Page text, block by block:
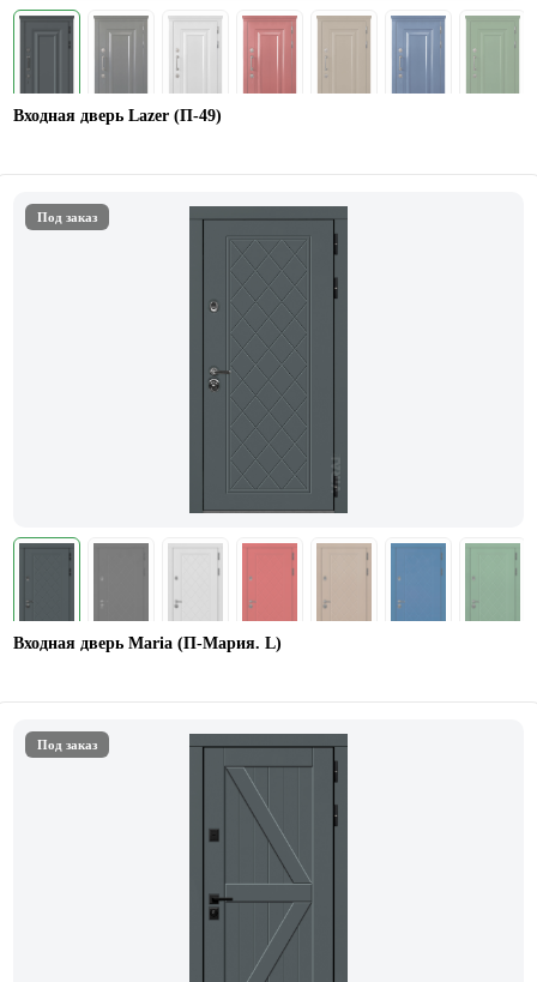
Входная дверь Lazer (П-49)
Под заказ
Входная дверь Maria (П-Мария. L)
Под заказ